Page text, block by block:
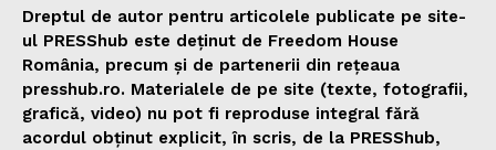
Dreptul de autor pentru articolele publicate pe site-
ul PRESShub este deținut de Freedom House
România, precum și de partenerii din rețeaua
presshub.ro. Materialele de pe site (texte, fotografii,
grafică, video) nu pot fi reproduse integral fără
acordul obținut explicit, în scris, de la PRESShub,